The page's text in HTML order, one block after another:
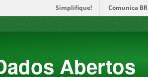
Simplifique! Comunica BR
Abertos